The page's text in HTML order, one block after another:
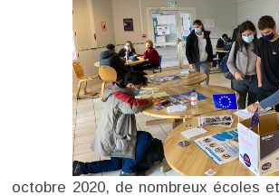
octobre 2020, de nombreux écoles